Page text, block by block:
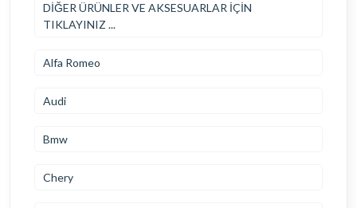
DİĞER ÜRÜNLER VE AKSESUARLAR İÇİN
TIKLAYINIZ ...
Alfa Romeo
Audi
Bmw
Chery